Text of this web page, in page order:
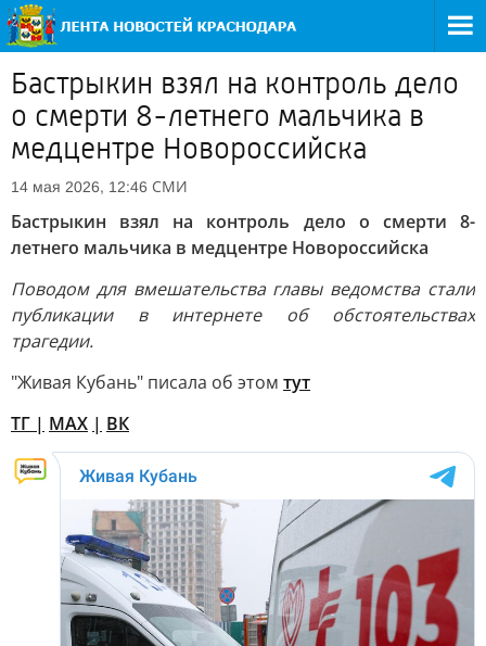
Бастрыкин взял на контроль дело
о смерти 8-летнего мальчика в
медцентре Новороссийска
14 мая 2026, 12:46 СМИ
Бастрыкин взял на контроль дело о смерти 8-
летнего мальчика в медцентре Новороссийска
Поводом для вмешательства главы ведомства стали
публикации в интернете об обстоятельствах
трагедии.
"Живая Кубань" писала об этом тут
TГ | MAX | ВК